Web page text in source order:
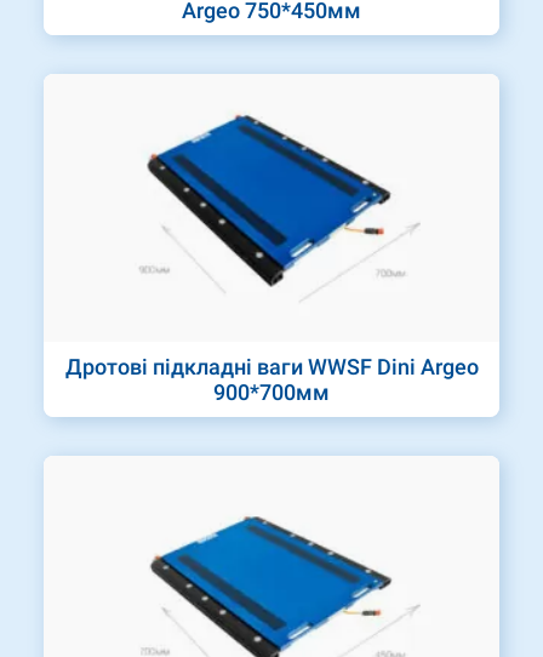
Argeo 750*450мм
Дротові підкладні ваги WWSF Dini Argeo
900*700мм